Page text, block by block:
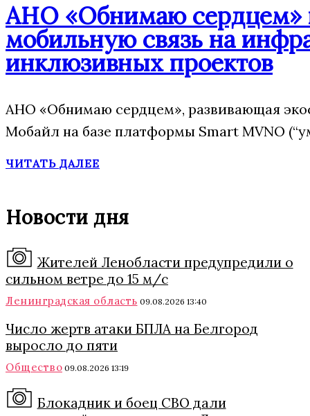
АНО «Обнимаю сердцем»
мобильную связь на
инклюзивных проектов
АНО «Обнимаю сердцем», развивающая
Мобайл на базе платформы Smart MVNO
ЧИТАТЬ ДАЛЕЕ
Новости дня
Жителей Ленобласти предупредили о
сильном ветре до 15 м/с
Ленинградская область 09.08.2026 13:40
Число жертв атаки БПЛА на Белгород
выросло до пяти
Общество 09.08.2026 13:19
Блокадник и боец СВО дали